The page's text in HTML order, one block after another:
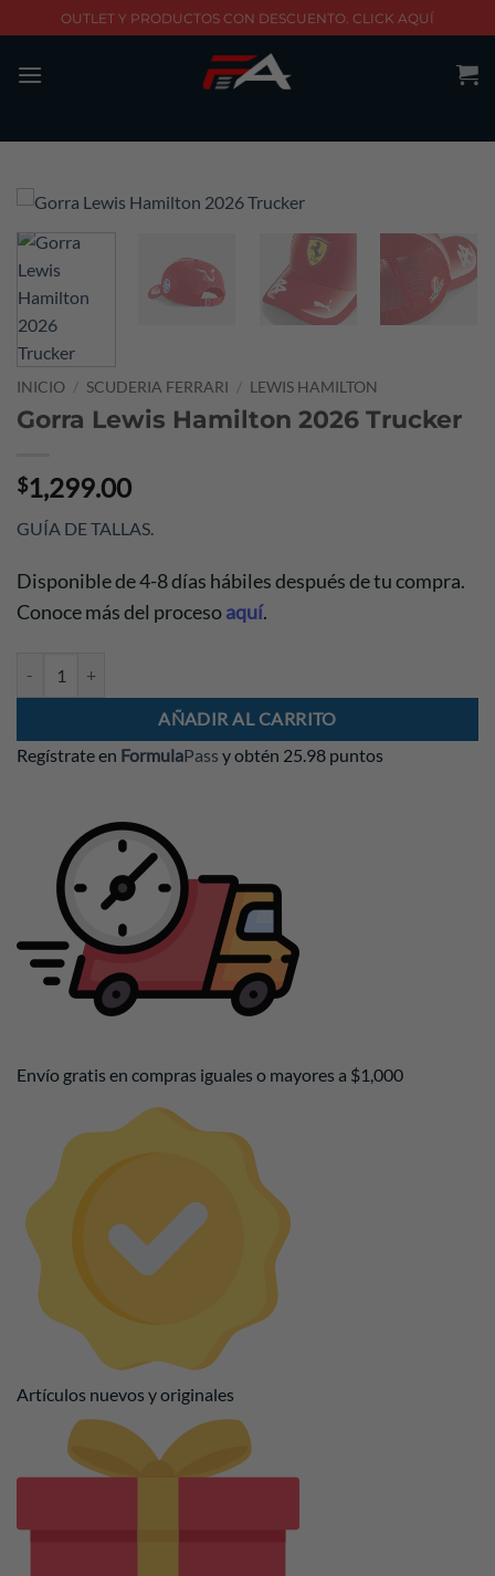
to
content
OUTLET Y PRODUCTOS CON DESCUENTO. CLICK AQUÍ
INICIO / SCUDERIA FERRARI / LEWIS HAMILTON
Gorra Lewis Hamilton 2026 Trucker
$1,299.00
GUÍA DE TALLAS.
Disponible de 4-8 días hábiles después de tu compra.
Conoce más del procesoaquí.
AÑADIR AL CARRITO
Regístrate en FormulaPass y obtén 25.98 puntos
Envío gratis en compras iguales o mayores a $1,000
Artículos nuevos y originales